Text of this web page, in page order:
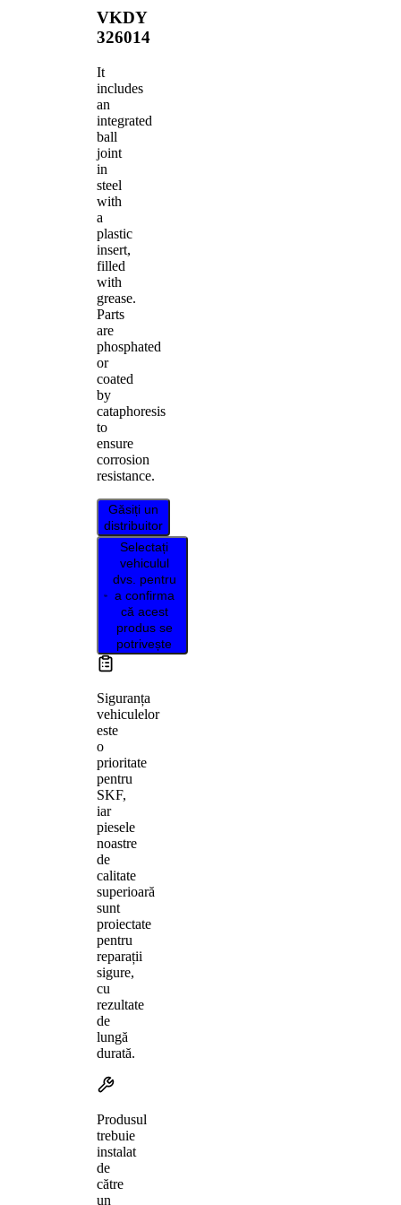
VKDY
326014
It
includes
an
integrated
ball
joint
in
steel
with
a
plastic
insert,
filled
with
grease.
Parts
are
phosphated
or
coated
by
cataphoresis
to
ensure
corrosion
resistance.
Găsiți un
distribuitor
Selectați
vehiculul
dvs. pentru
a confirma
că acest
produs se
potrivește
Siguranța
vehiculelor
este
o
prioritate
pentru
SKF,
iar
piesele
noastre
de
calitate
superioară
sunt
proiectate
pentru
reparații
sigure,
cu
rezultate
de
lungă
durată.
Produsul
trebuie
instalat
de
către
un